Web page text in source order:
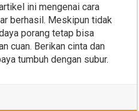
ini mengenai cara
berhasil. Meskipun tidak
porang tetap bisa
cuan. Berikan cinta dan
tumbuh dengan subur.